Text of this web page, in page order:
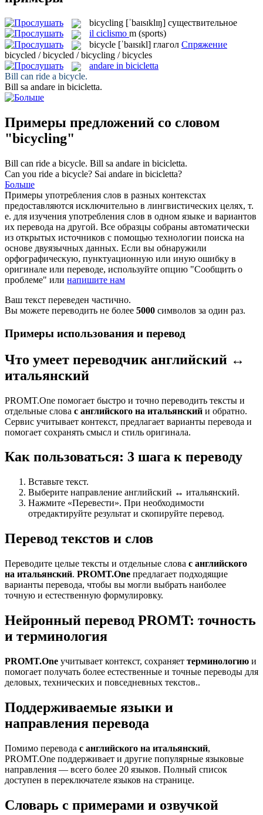
bicycling [ˈbaɪsɪklɪŋ] существительное
il ciclismo m (sports)
bicycle [ˈbaɪsɪkl] глагол Спряжение
bicycled / bicycled / bicycling / bicycles
andare in bicicletta
Bill can ride a bicycle.
Bill sa andare in bicicletta.
Примеры предложений со словом
"bicycling"
Bill can ride a bicycle. Bill sa andare in bicicletta.
Can you ride a bicycle? Sai andare in bicicletta?
Больше
Примеры употребления слов в разных контекстах
предоставляются исключительно в лингвистических целях, т.
е. для изучения употребления слов в одном языке и вариантов
их перевода на другой. Все образцы собраны автоматически
из открытых источников с помощью технологии поиска на
основе двуязычных данных. Если вы обнаружили
орфографическую, пунктуационную или иную ошибку в
оригинале или переводе, используйте опцию "Сообщить о
проблеме" или напишите нам
Ваш текст переведен частично.
Вы можете переводить не более 5000 символов за один раз.
Примеры использования и перевод
Что умеет переводчик английский ↔
итальянский
PROMT.One помогает быстро и точно переводить тексты и
отдельные слова с английского на итальянский и обратно.
Сервис учитывает контекст, предлагает варианты перевода и
помогает сохранять смысл и стиль оригинала.
Как пользоваться: 3 шага к переводу
Вставьте текст.
Выберите направление английский ↔ итальянский.
Нажмите «Перевести». При необходимости
отредактируйте результат и скопируйте перевод.
Перевод текстов и слов
Переводите целые тексты и отдельные слова с английского
на итальянский. PROMT.One предлагает подходящие
варианты перевода, чтобы вы могли выбрать наиболее
точную и естественную формулировку.
Нейронный перевод PROMT: точность
и терминология
PROMT.One учитывает контекст, сохраняет терминологию и
помогает получать более естественные и точные переводы для
деловых, технических и повседневных текстов..
Поддерживаемые языки и
направления перевода
Помимо перевода с английского на итальянский,
PROMT.One поддерживает и другие популярные языковые
направления — всего более 20 языков. Полный список
доступен в переключателе языков на странице.
Словарь с примерами и озвучкой